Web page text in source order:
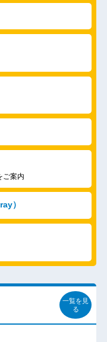
ご案内
）
一覧を見
る